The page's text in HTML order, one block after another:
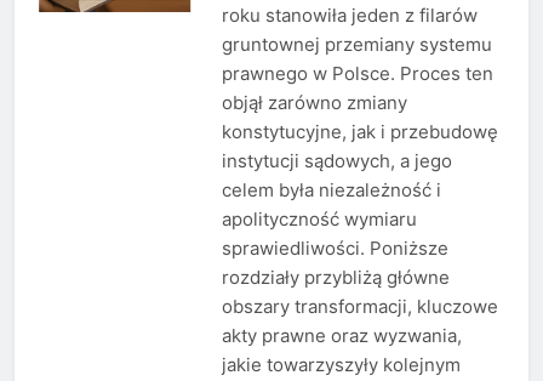
roku stanowiła jeden z filarów
gruntownej przemiany systemu
prawnego w Polsce. Proces ten
objął zarówno zmiany
konstytucyjne, jak i przebudowę
instytucji sądowych, a jego
celem była niezależność i
apolityczność wymiaru
sprawiedliwości. Poniższe
rozdziały przybliżą główne
obszary transformacji, kluczowe
akty prawne oraz wyzwania,
jakie towarzyszyły kolejnym